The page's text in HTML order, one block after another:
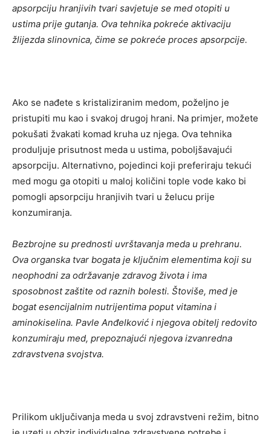
apsorpciju hranjivih tvari savjetuje se med otopiti u
ustima prije gutanja. Ova tehnika pokreće aktivaciju
žlijezda slinovnica, čime se pokreće proces apsorpcije.
Ako se nađete s kristaliziranim medom, poželjno je
pristupiti mu kao i svakoj drugoj hrani. Na primjer, možete
pokušati žvakati komad kruha uz njega. Ova tehnika
produljuje prisutnost meda u ustima, poboljšavajući
apsorpciju. Alternativno, pojedinci koji preferiraju tekući
med mogu ga otopiti u maloj količini tople vode kako bi
pomogli apsorpciju hranjivih tvari u želucu prije
konzumiranja.
Bezbrojne su prednosti uvrštavanja meda u prehranu.
Ova organska tvar bogata je ključnim elementima koji su
neophodni za održavanje zdravog života i ima
sposobnost zaštite od raznih bolesti. Štoviše, med je
bogat esencijalnim nutrijentima poput vitamina i
aminokiselina. Pavle Anđelković i njegova obitelj redovito
konzumiraju med, prepoznajući njegova izvanredna
zdravstvena svojstva.
Prilikom uključivanja meda u svoj zdravstveni režim, bitno